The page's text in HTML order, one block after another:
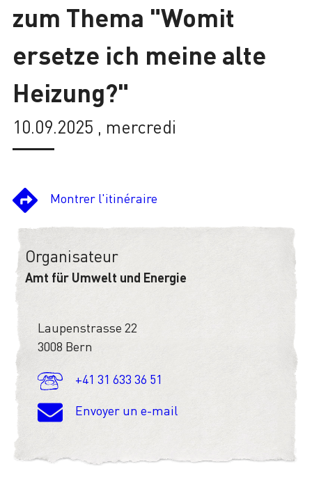
zum Thema "Womit
ersetze ich meine alte
Heizung?"
10.09.2025 , mercredi
Montrer l'itinéraire
Organisateur
Amt für Umwelt und Energie
Laupenstrasse 22
3008 Bern
+41 31 633 36 51
Envoyer un e-mail